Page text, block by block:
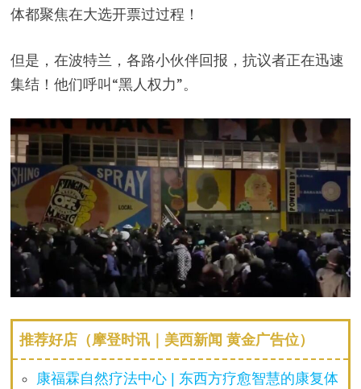
体都聚焦在大选开票过过程！
但是，在波特兰，各路小伙伴回报，抗议者正在迅速
集结！他们呼叫“黑人权力”。
推荐好店（摩登时讯｜美西新闻 黄金广告位）
康福霖自然疗法中心 | 东西方疗愈智慧的康复体